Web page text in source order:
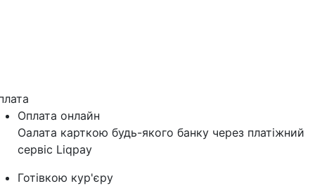
Оплата онлайн
Оалата карткою будь-якого банку через платіжний
сервіс Liqpay
Готівкою кур'єру